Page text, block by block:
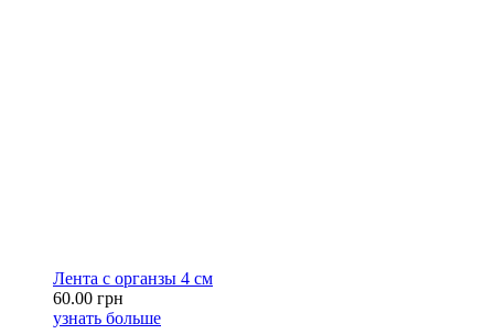
Лента с органзы 4 см
60.00 грн
узнать больше